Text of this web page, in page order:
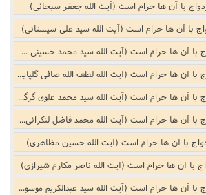
با آن ها حرام است (آیت الله جعفر سبحانی)
با آن ها حرام است (آیت الله سید علی سیستانی)
عده ای از زن ها که ازدواج با آن ها حرام است (آیت الله سید محمد حسینی شاهرودی)
عده ای از زن ها که ازدواج با آن ها حرام است (آیت الله لطف الله صافی گلپایگانی)
عده ای از زن ها که ازدواج با آن ها حرام است (آیت الله سید محمد علوی گرگانی)
عده ای از زن ها که ازدواج با آن ها حرام است (آیت الله محمد فاضل لنکرانی (ره))
با آن ها حرام است (آیت الله حسین مظاهری)
با آن ها حرام است (آیت الله ناصر مکارم شیرازی)
عده ای از زن ها که ازدواج با آن ها حرام است (آیت الله سید عبدالکریم موسوی اردبیلی)